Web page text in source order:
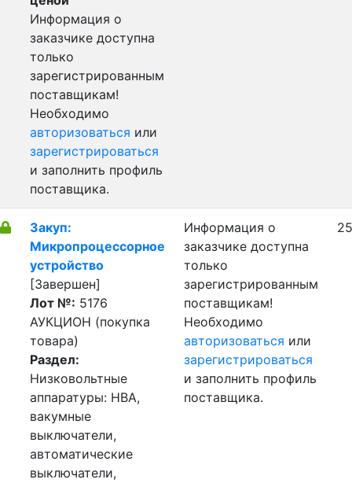
Информация о
заказчике доступна
только
зарегистрированным
поставщикам!
Необходимо
авторизоваться или
зарегистрироваться
и заполнить профиль
поставщика.
Закуп:
Микропроцессорное
устройство
[Завершен]
Лот №: 5176
АУКЦИОН (покупка
товара)
Раздел:
Низковольтные
аппаратуры: НВА,
вакумные
выключатели,
автоматические
выключатели,
Информация о
заказчике доступна
только
зарегистрированным
поставщикам!
Необходимо
авторизоваться или
зарегистрироваться
и заполнить профиль
поставщика.